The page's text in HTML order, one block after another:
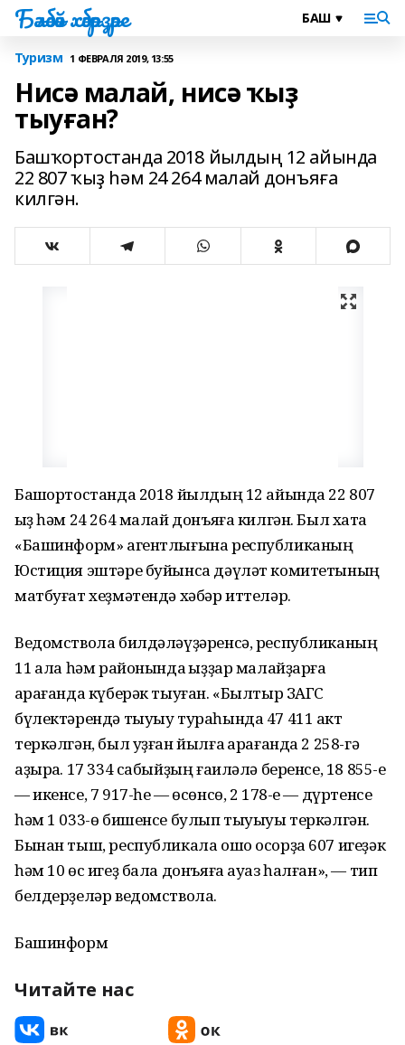
Бәләбәй хәбәрҙәре
Туризм 1 ФЕВРАЛЯ 2019, 13:55
Нисә малай, нисә ҡыҙ
тыуған?
Башҡортостанда 2018 йылдың 12 айында
22 807 ҡыҙ һәм 24 264 малай донъяға
килгән.
Башҡортостанда 2018 йылдың 12 айында 22 807
ҡыҙ һәм 24 264 малай донъяға килгән. Был хаҡта
«Башинформ» агентлығына республиканың
Юстиция эштәре буйынса дәүләт комитетының
матбуғат хеҙмәтендә хәбәр иттеләр.
Ведомствола билдәләүҙәренсә, республиканың
11 ҡала һәм районында ҡыҙҙар малайҙарға
ҡарағанда күберәк тыуған. «Былтыр ЗАГС
бүлектәрендә тыуыу тураһында 47 411 акт
теркәлгән, был уҙған йылға ҡарағанда 2 258-гә
аҙыраҡ. 17 334 сабыйҙың ғаиләлә беренсе, 18 855-е
— икенсе, 7 917-һе — өсөнсө, 2 178-е — дүртенсе
һәм 1 033-ө бишенсе булып тыуыуы теркәлгән.
Бынан тыш, республикала ошо осорҙа 607 игеҙәк
һәм 10 өс игеҙ бала донъяға ауаз һалған», — тип
белдерҙеләр ведомствола.
Башинформ
Читайте нас